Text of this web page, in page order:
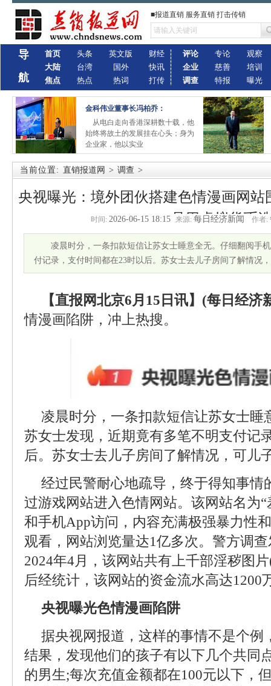
■报道直销 服务直销 打击传销
导
航
首页
大陆
焦点
头条
台湾
热点
英文版
国外
热词
财经
快讯
打传
评论
企业
调查
专论
慈善
特报
观察
培训
曝光
金科伟业董事长冯柏乔：
从电白走向香港深耕数十载，他
始终将故土的发展挂在心头；身为
企业家，他以实业
当前位置: 直销报道网 > 调查 >
央视曝光：境外团伙搭建色情漫画网
员用虚拟货币
时间: 2026-06-15 18:15 来源: 每日经济新闻 作者:
凌晨时分，一条扣款短信让苏女士睡意全无。仔细翻阅手
付记录，支付时间都在23时以后。苏女士去儿子房间了解情况
【直报网北京6月15日讯】(每日经济
情漫画陷阱，冲上热搜。
凌晨时分，一条扣款短信让苏女士睡
苏女士发现，近期竟有多笔不明支付记
后。苏女士去儿子房间了解情况，可儿
经过民警耐心地疏导，终于得知事情
过游戏网站进入色情网站。该网站名为
和手机App访问，内容充满极强暴力性
观看，网站浏览量达1亿多次。警方调
2024年4月，该网站共有上千部淫秽图
后经统计，该网站的资金流水高达1200
央视曝光色情漫画陷阱
据央视网报道，这样的事情不是个例
结果，发现他们的孩子有以下几个共同
的男生;每次充值金额都在100元以下，